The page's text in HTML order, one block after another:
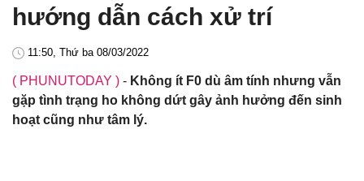
hướng dẫn cách xử trí
11:50, Thứ ba 08/03/2022
( PHUNUTODAY ) - Không ít F0 dù âm tính nhưng vẫn
gặp tình trạng ho không dứt gây ảnh hưởng đến sinh
hoạt cũng như tâm lý.